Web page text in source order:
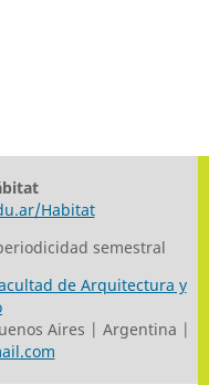
Habitat
semestral
de Arquitectura y
Aires | Argentina |